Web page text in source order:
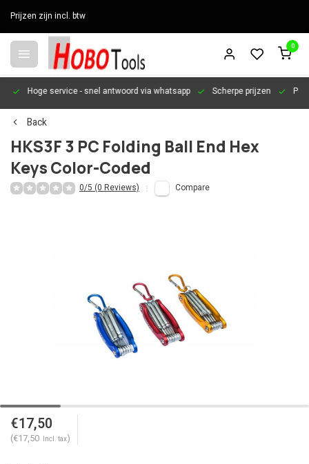
Prijzen zijn incl. btw
0
Hoge service- snel antwoord via whatsapp Scherpe prijzen
Back
HKS3F 3 PC Folding Ball End Hex
Keys Color-Coded
0/5 (0 Reviews) Compare
€17,50
(€17,50 Incl. tax)